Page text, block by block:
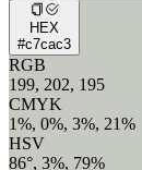
HEX
#c7cac3
RGB
199, 202, 195
CMYK
1%, 0%, 3%, 21%
HSV
86°, 3%, 79%